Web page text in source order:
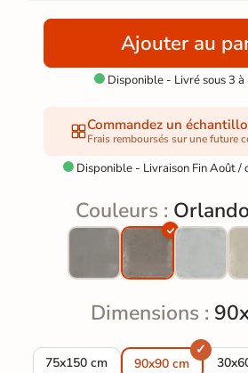
Ajouter au
Disponible - Livré sous 3 à
Commandez un
Frais remboursés sur une future
 Disponible - Livraison Fin Août
Couleurs :
Dimensions :
75x150 cm
Carrelage sol effet béton Orlando
90x90 cm